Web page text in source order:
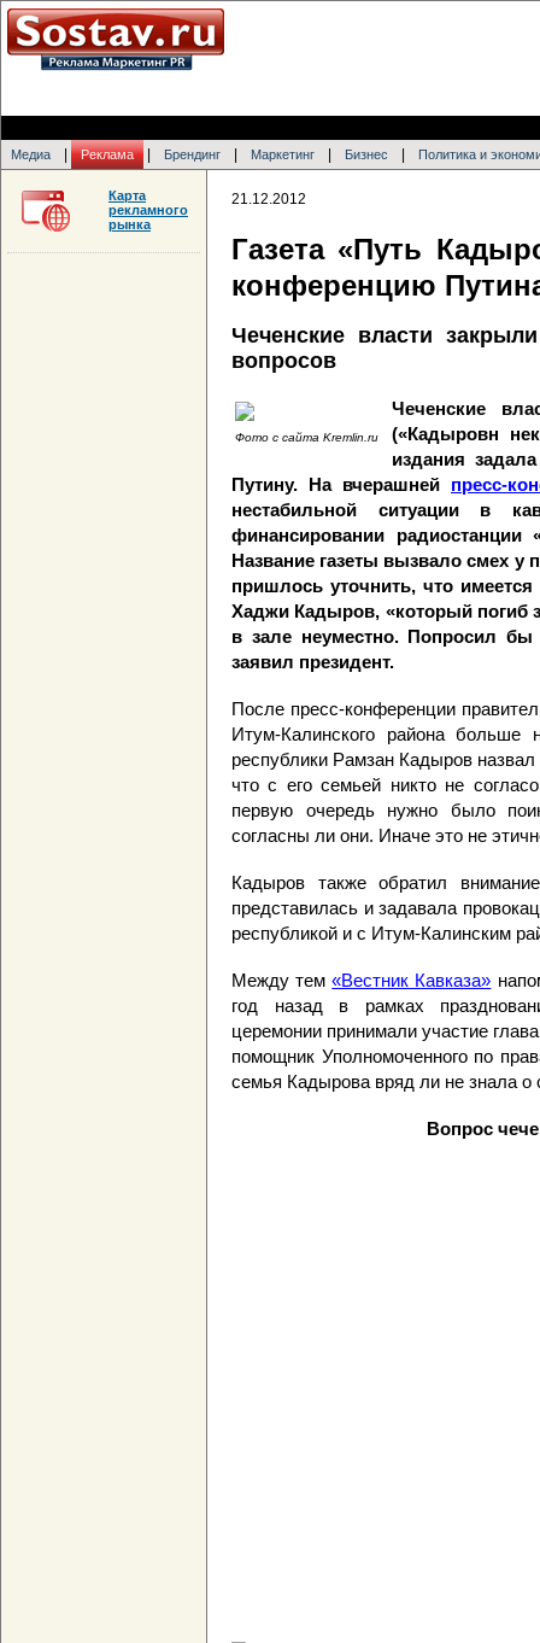
Медиа Реклама Брендинг Маркетинг Бизнес Политика и
21.12.2012
Газета «Путь
конференцию
Чеченские власти
вопросов
Фото с сайта Kremlin.ru
Чеченские
(«Кадыровн
издания
Путину. На вчерашней пресс-
нестабильной ситуации в
финансировании радиостанции
Название газеты вызвало смех у
пришлось уточнить, что
Хаджи Кадыров, «который погиб
в зале неуместно. Попросил
заявил президент.
После пресс-конференции
Итум-Калинского района больше
республики Рамзан Кадыров
что с его семьей никто не
первую очередь нужно было
согласны ли они. Иначе это не
Кадыров также обратил
представилась и задавала
республикой и с Итум-Калинским
Между тем«Вестник Кавказа»
год назад в рамках
церемонии принимали участие
помощник Уполномоченного по
семья Кадырова вряд ли не знала о
Вопрос
Карта
рекламного
рынка